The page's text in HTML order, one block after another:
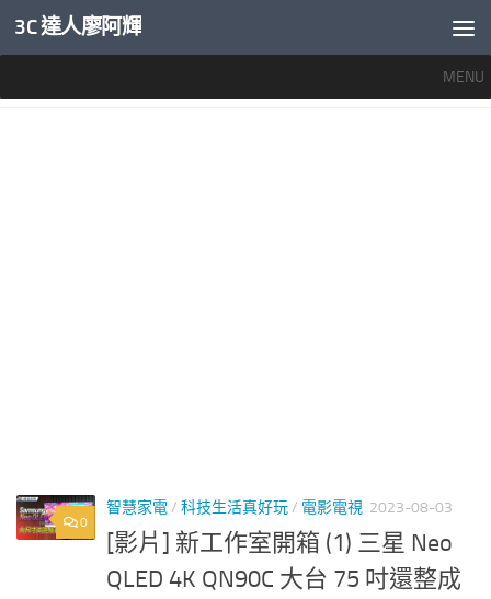
內文下方
3C 達人廖阿輝
MENU
0
智慧家電/ 科技生活真好玩/ 電影電視 2023-08-03
[影片] 新工作室開箱 (1) 三星 Neo
QLED 4K QN90C 大台 75 吋還整成